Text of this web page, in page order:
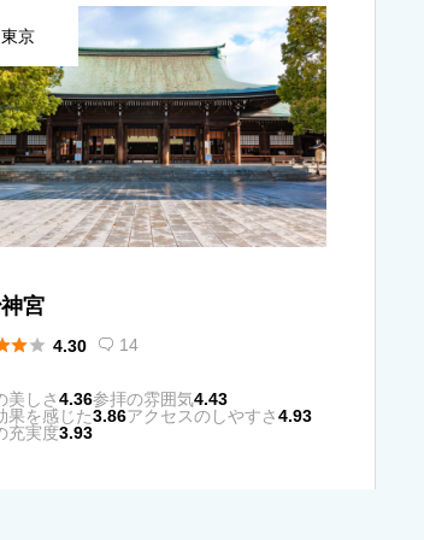
東京
宮
 4.30  14
美しさ4.36参拝の雰囲気4.43
果を感じた3.86アクセスのしやすさ4.93
充実度3.93